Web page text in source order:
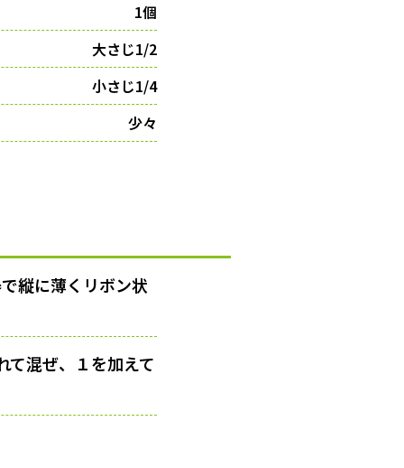
1個
大さじ1/2
小さじ1/4
少々
縦に薄くリボン状
て混ぜ、１を加えて